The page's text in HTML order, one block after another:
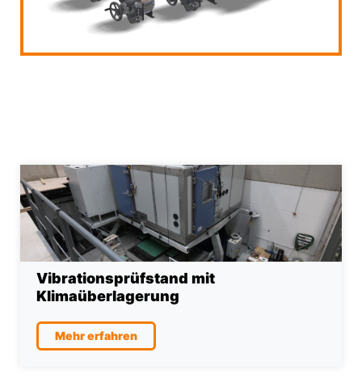
Vibrationsprüfstand mit
Klimaüberlagerung
Mehr erfahren